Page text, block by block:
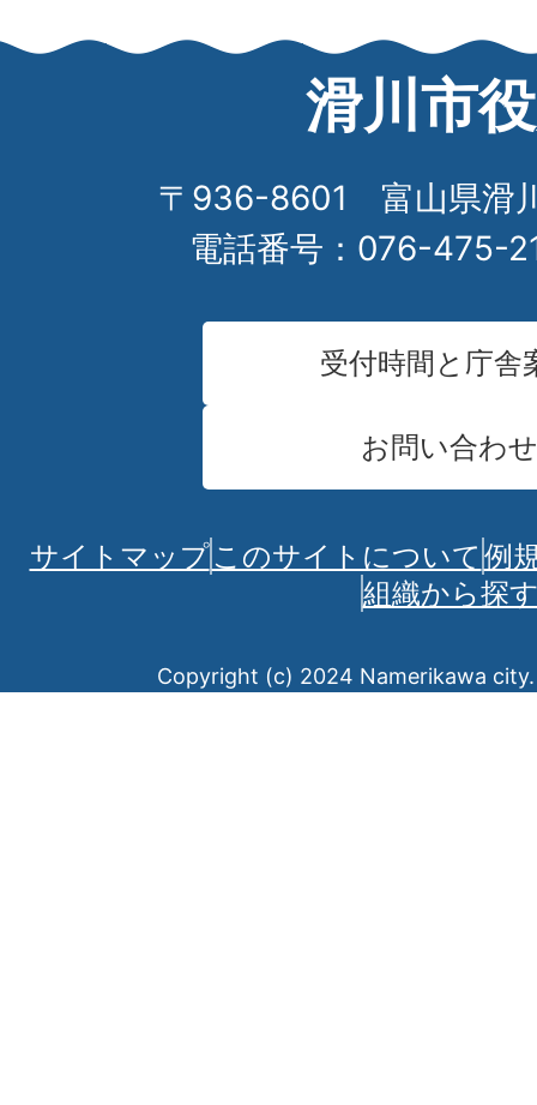
滑川市
〒936-8601 富山県滑
電話番号：076-475-
受付時間と庁舎
お問い合わせ
サイトマップこのサイトについて 例
組織から探
Copyright (c) 2024 Namerikawa